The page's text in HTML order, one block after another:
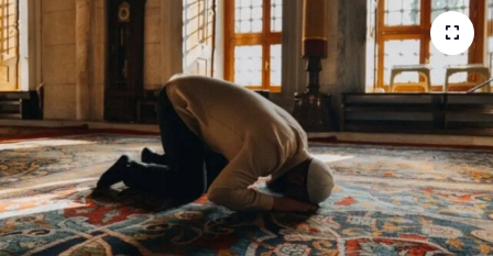
Resmi Reklamlar